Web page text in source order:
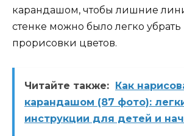
карандашом, чтобы лишние
стенке можно было легко убрать
прорисовки цветов.
Читайте также: Как
карандашом (87 фото):
инструкции для детей и